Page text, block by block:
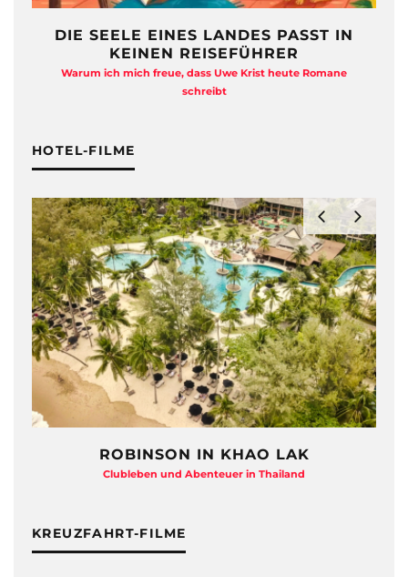
DIE SEELE EINES LANDES PASST IN
KEINEN REISEFÜHRER
Warum ich mich freue, dass Uwe Krist heute Romane
schreibt
HOTEL-FILME
ROBINSON IN KHAO LAK
Clubleben und Abenteuer in Thailand
KREUZFAHRT-FILME